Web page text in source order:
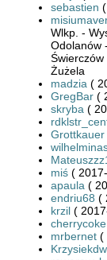
sebastien
Wlkp. -
Odolanów
Żużela
madzia (
GregBar (
skryba (
Grottkauer
miś (
apaula (
endriu68 (
krzil (
cherrycoke
mrbernet (
Krzysiekdw